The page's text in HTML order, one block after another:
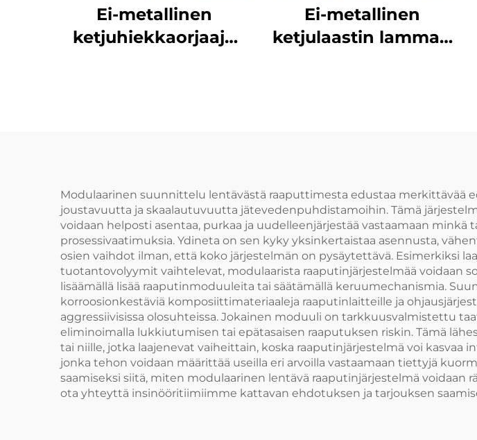
Ei-metallinen
ketjuhiekkaorjaaja
Ei-metallinen
ketjulaastin lamman
Modulaarinen suunnittelu lentävästä raaputtimesta edustaa merkittävää
joustavuutta ja skaalautuvuutta jätevedenpuhdistamoihin. Tämä
voidaan helposti asentaa, purkaa ja uudelleenjärjestää vastaamaan
prosessivaatimuksia. Ydineta on sen kyky yksinkertaistaa asennusta,
osien vaihdot ilman, että koko järjestelmän on pysäytettävä. Esimerkiksi
tuotantovolyymit vaihtelevat, modulaarista raaputinjärjestelmää voidaan
lisäämällä lisää raaputinmoduuleita tai säätämällä keruumechanismia.
korroosionkestäviä komposiittimateriaaleja raaputinlaitteille ja
aggressiivisissa olosuhteissa. Jokainen moduuli on tarkkuusvalmistettu
eliminoimalla lukkiutumisen tai epätasaisen raaputuksen riskin. Tämä
tai niille, jotka laajenevat vaiheittain, koska raaputinjärjestelmä voi
jonka tehon voidaan määrittää useilla eri arvoilla vastaamaan tiettyjä
saamiseksi siitä, miten modulaarinen lentävä raaputinjärjestelmä
ota yhteyttä insinööritiimiimme kattavan ehdotuksen ja tarjouksen